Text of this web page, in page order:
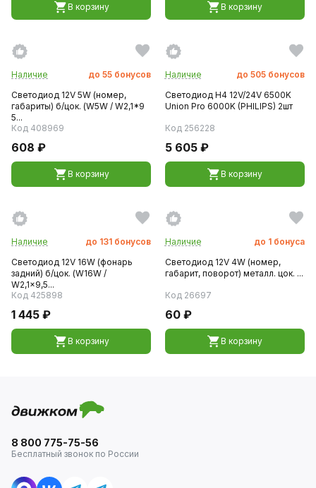
В корзину В корзину
Наличие до 55 бонусов
Светодиод 12V 5W (номер,
габариты) б/цок. (W5W / W2,1*9
5...
Код 408969
608 ₽
В корзину
Наличие до 505 бонусов
Светодиод H4 12V/24V 6500K
Union Pro 6000K (PHILIPS) 2шт
Код 256228
5 605 ₽
В корзину
Наличие до 131 бонусов
Светодиод 12V 16W (фонарь
задний) б/цок. (W16W /
W2,1x9,5...
Код 425898
1 445 ₽
В корзину
Наличие до 1 бонуса
Светодиод 12V 4W (номер,
габарит, поворот) металл. цок. ...
Код 26697
60 ₽
В корзину
8 800 775-75-56
Бесплатный звонок по России